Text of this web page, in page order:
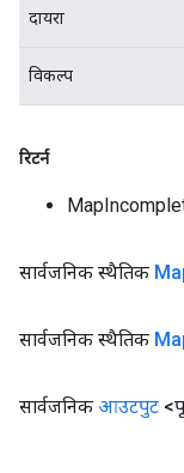
दायरा
विकल्प
रिटर्न
सार्वजनिक स्थैतिक
सार्वजनिक स्थैतिक
सार्वजनिक आउटपुट